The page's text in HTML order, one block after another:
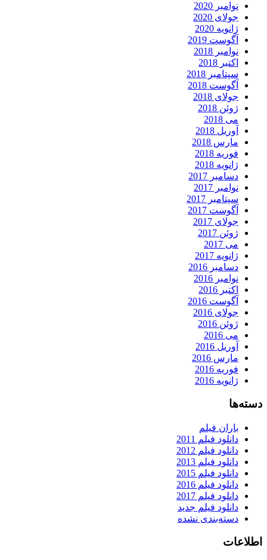
نوامبر 2020
جولای 2020
ژانویه 2020
آگوست 2019
نوامبر 2018
اکتبر 2018
سپتامبر 2018
آگوست 2018
جولای 2018
ژوئن 2018
می 2018
آوریل 2018
مارس 2018
فوریه 2018
ژانویه 2018
دسامبر 2017
نوامبر 2017
سپتامبر 2017
آگوست 2017
جولای 2017
ژوئن 2017
می 2017
ژانویه 2017
دسامبر 2016
نوامبر 2016
اکتبر 2016
آگوست 2016
جولای 2016
ژوئن 2016
می 2016
آوریل 2016
مارس 2016
فوریه 2016
ژانویه 2016
دسته‌ها
باران فیلم
دانلود فیلم 2011
دانلود فیلم 2012
دانلود فیلم 2013
دانلود فیلم 2015
دانلود فیلم 2016
دانلود فیلم 2017
دانلود فیلم جدید
دسته‌بندی نشده
اطلاعات